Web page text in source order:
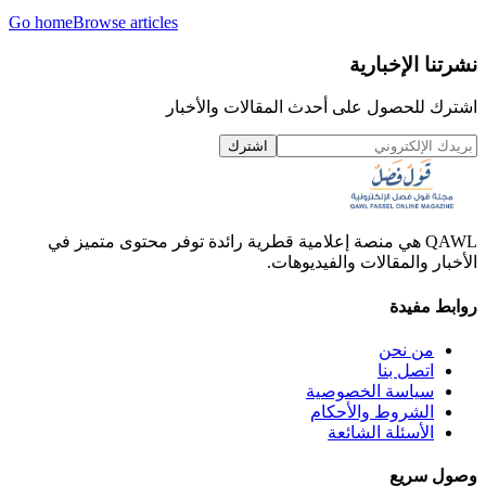
Go homeBrowse articles
نشرتنا الإخبارية
اشترك للحصول على أحدث المقالات والأخبار
اشترك
QAWL هي منصة إعلامية قطرية رائدة توفر محتوى متميز في
الأخبار والمقالات والفيديوهات.
روابط مفيدة
من نحن
اتصل بنا
سياسة الخصوصية
الشروط والأحكام
الأسئلة الشائعة
وصول سريع